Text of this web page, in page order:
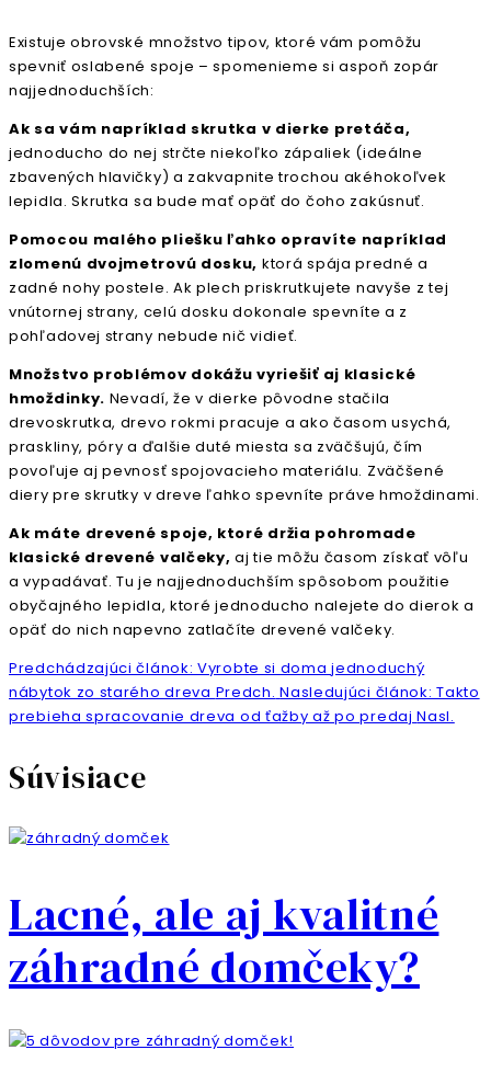
Existuje obrovské množstvo tipov, ktoré vám pomôžu
spevniť oslabené spoje – spomenieme si aspoň zopár
najjednoduchších:
Ak sa vám napríklad skrutka v dierke pretáča,
jednoducho do nej strčte niekoľko zápaliek (ideálne
zbavených hlavičky) a zakvapnite trochou akéhokoľvek
lepidla. Skrutka sa bude mať opäť do čoho zakúsnuť.
Pomocou malého pliešku ľahko opravíte napríklad
zlomenú dvojmetrovú dosku, ktorá spája predné a
zadné nohy postele. Ak plech priskrutkujete navyše z tej
vnútornej strany, celú dosku dokonale spevníte a z
pohľadovej strany nebude nič vidieť.
Množstvo problémov dokážu vyriešiť aj klasické
hmoždinky. Nevadí, že v dierke pôvodne stačila
drevoskrutka, drevo rokmi pracuje a ako časom usychá,
praskliny, póry a ďalšie duté miesta sa zväčšujú, čím
povoľuje aj pevnosť spojovacieho materiálu. Zväčšené
diery pre skrutky v dreve ľahko spevníte práve hmoždinami.
Ak máte drevené spoje, ktoré držia pohromade
klasické drevené valčeky, aj tie môžu časom získať vôľu
a vypadávať. Tu je najjednoduchším spôsobom použitie
obyčajného lepidla, ktoré jednoducho nalejete do dierok a
opäť do nich napevno zatlačíte drevené valčeky.
Predchádzajúci článok: Vyrobte si doma jednoduchý
nábytok zo starého dreva Predch. Nasledujúci článok: Takto
prebieha spracovanie dreva od ťažby až po predajNasl.
Súvisiace
Lacné, ale aj kvalitné
záhradné domčeky?